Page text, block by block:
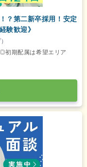
？第二新卒採用！安定
験歓迎》
初期配属は希望エリア